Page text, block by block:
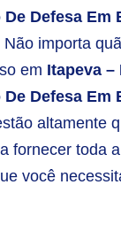
Defesa Em
Não importa
em Itapeva –
Defesa Em
altamente
fornecer toda
você